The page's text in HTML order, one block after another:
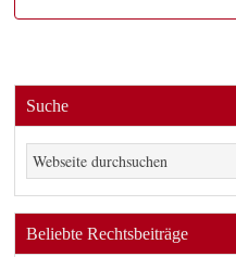
Suche
Beliebte Rechtsbeiträge